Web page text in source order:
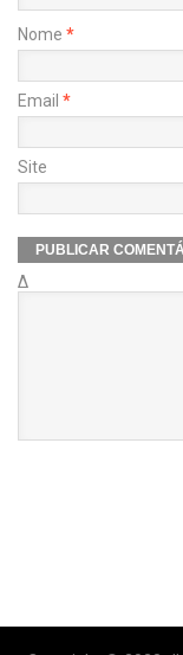
Nome *
Email *
Site
Δ